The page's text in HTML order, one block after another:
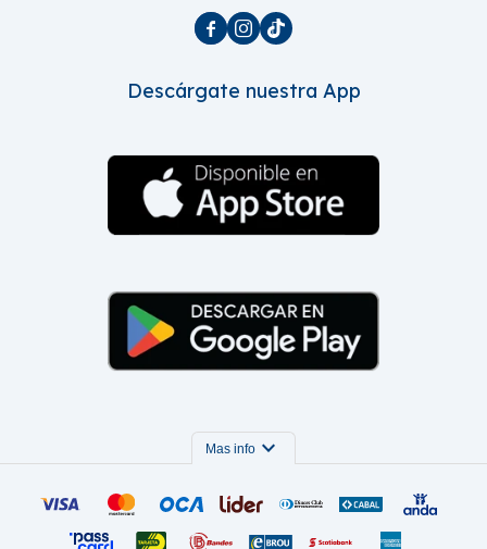
  
Descárgate nuestra App
Mas info expand_more